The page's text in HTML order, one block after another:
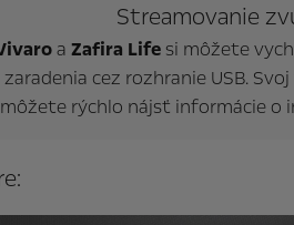
Streamovanie
a Zafira Life si môžete
cez rozhranie USB.
môžete rýchlo nájsť informácie